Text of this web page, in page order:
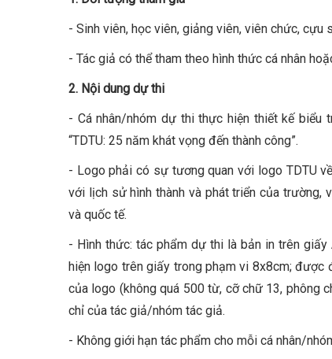
- Sinh viên, học viên, giảng viên, viên chức,
- Tác giả có thể tham theo hình thức cá nhân
2. Nội dung dự thi
- Cá nhân/nhóm dự thi thực hiện thiết kế biểu
“TDTU: 25 năm khát vọng đến thành công”.
- Logo phải có sự tương quan với logo TDTU
với lịch sử hình thành và phát triển của
và quốc tế.
- Hình thức: tác phẩm dự thi là bản in trên
hiện logo trên giấy trong phạm vi 8x8cm; được
của logo (không quá 500 từ, cỡ chữ 13, phông
chỉ của tác giả/nhóm tác giả.
- Không giới hạn tác phẩm cho mỗi cá nhân/